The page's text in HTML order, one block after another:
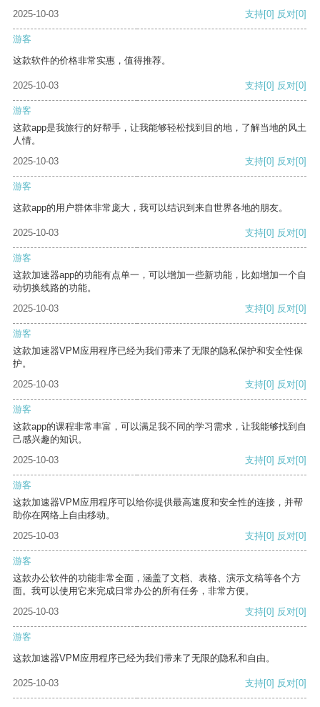
2025-10-03
支持[0] 反对[0]
游客
这款软件的价格非常实惠，值得推荐。
2025-10-03 支持[0] 反对[0]
游客
这款app是我旅行的好帮手，让我能够轻松找到目的地，了解当地的风土
人情。
2025-10-03
支持[0] 反对[0]
游客
这款app的用户群体非常庞大，我可以结识到来自世界各地的朋友。
2025-10-03 支持[0] 反对[0]
游客
这款加速器app的功能有点单一，可以增加一些新功能，比如增加一个自
动切换线路的功能。
2025-10-03
支持[0] 反对[0]
游客
这款加速器VPM应用程序已经为我们带来了无限的隐私保护和安全性保
护。
2025-10-03
支持[0] 反对[0]
游客
这款app的课程非常丰富，可以满足我不同的学习需求，让我能够找到自
己感兴趣的知识。
2025-10-03
支持[0] 反对[0]
游客
这款加速器VPM应用程序可以给你提供最高速度和安全性的连接，并帮
助你在网络上自由移动。
2025-10-03
支持[0] 反对[0]
游客
这款办公软件的功能非常全面，涵盖了文档、表格、演示文稿等各个方
面。我可以使用它来完成日常办公的所有任务，非常方便。
2025-10-03
支持[0] 反对[0]
游客
这款加速器VPM应用程序已经为我们带来了无限的隐私和自由。
2025-10-03 支持[0] 反对[0]